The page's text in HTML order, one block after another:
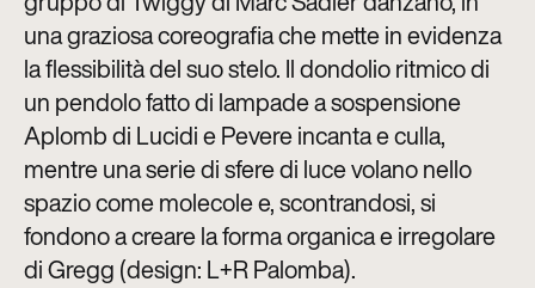
una graziosa coreografia che mette in evidenza
la flessibilità del suo stelo. Il dondolio ritmico di
un pendolo fatto di lampade a sospensione
Aplomb di Lucidi e Pevere incanta e culla,
mentre una serie di sfere di luce volano nello
spazio come molecole e, scontrandosi, si
fondono a creare la forma organica e irregolare
di Gregg (design: L+R Palomba).